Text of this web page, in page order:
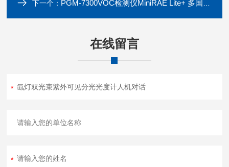
下一个： PGM-7300VOC检测仪MiniRAE Lite+ 多国语言
在线留言